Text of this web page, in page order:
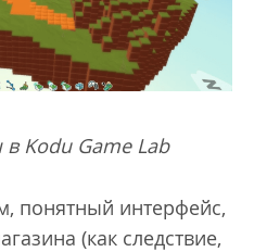
Kodu Game Lab
понятный интерфейс,
(как следствие,